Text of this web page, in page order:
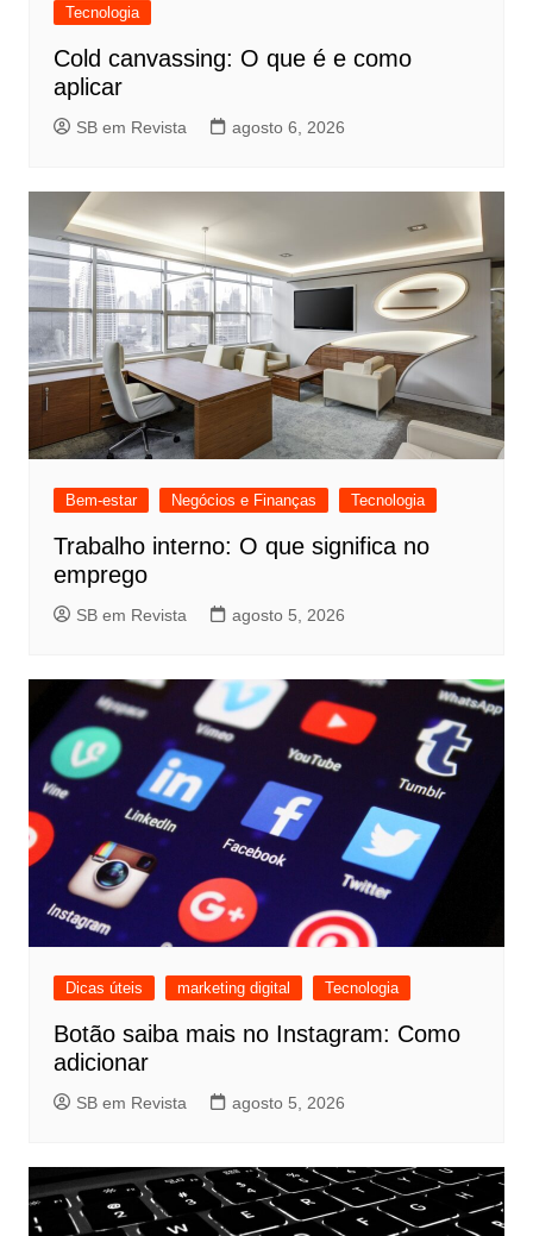
Tecnologia
Cold canvassing: O que é e como
aplicar
SB em Revista agosto 6, 2026
Bem-estar Negócios e Finanças Tecnologia
Trabalho interno: O que significa no
emprego
SB em Revista agosto 5, 2026
Dicas úteis marketing digital Tecnologia
Botão saiba mais no Instagram: Como
adicionar
SB em Revista agosto 5, 2026